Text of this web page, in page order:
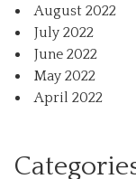
August 2022
July 2022
June 2022
May 2022
April 2022